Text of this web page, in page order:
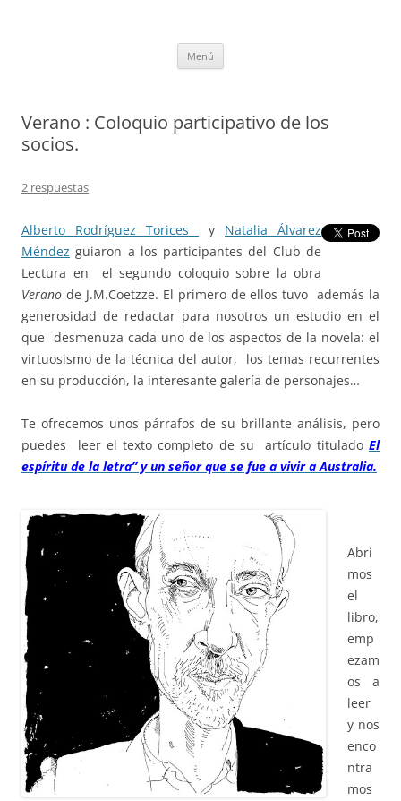
Menú
Verano : Coloquio participativo de los
socios.
2 respuestas
Alberto Rodríguez Torices y Natalia Álvarez
Méndez guiaron a los participantes del Club de
Lectura en el segundo coloquio sobre la obra
Verano de J.M.Coetzze. El primero de ellos tuvo además la
generosidad de redactar para nosotros un estudio en el
que desmenuza cada uno de los aspectos de la novela: el
virtuosismo de la técnica del autor, los temas recurrentes
en su producción, la interesante galería de personajes…
Te ofrecemos unos párrafos de su brillante análisis, pero
puedes leer el texto completo de su
artículo titulado El
espíritu de la letra” y un señor que se fue a vivir a Australia.
Abri
mos
el
libro,
emp
ezam
os a
leer
y nos
enco
ntra
mos